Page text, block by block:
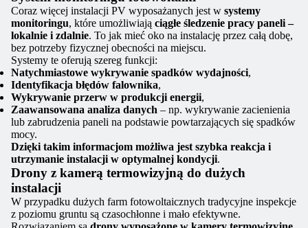
Coraz więcej instalacji PV wyposażanych jest w systemy
monitoringu, które umożliwiają ciągłe śledzenie pracy paneli –
lokalnie i zdalnie. To jak mieć oko na instalację przez całą dobę,
bez potrzeby fizycznej obecności na miejscu.
Systemy te oferują szereg funkcji:
Natychmiastowe wykrywanie spadków wydajności,
Identyfikacja błędów falownika,
Wykrywanie przerw w produkcji energii,
Zaawansowana analiza danych – np. wykrywanie zacienienia
lub zabrudzenia paneli na podstawie powtarzających się spadków
mocy.
Dzięki takim informacjom możliwa jest szybka reakcja i
utrzymanie instalacji w optymalnej kondycji.
Drony z kamerą termowizyjną do dużych
instalacji
W przypadku dużych farm fotowoltaicznych tradycyjne inspekcje
z poziomu gruntu są czasochłonne i mało efektywne.